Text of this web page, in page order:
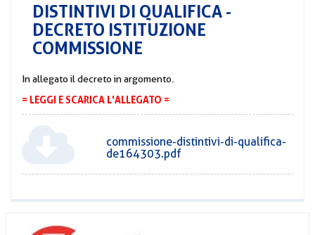
DISTINTIVI DI QUALIFICA -
DECRETO ISTITUZIONE
COMMISSIONE
In allegato il decreto in argomento.
= LEGGI E SCARICA L'ALLEGATO =
commissione-distintivi-di-qualifica-
de164303.pdf